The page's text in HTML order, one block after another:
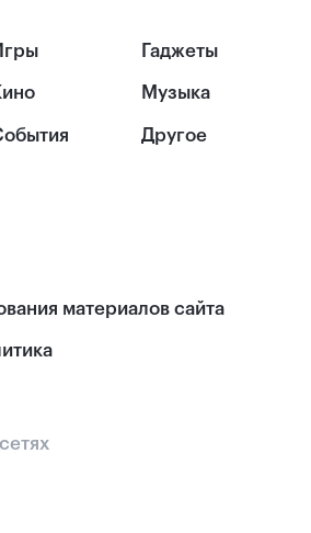
Гаджеты
Музыка
Другое
материалов сайта